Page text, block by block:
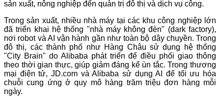
sản xuất, nông nghiệp đến quản trị đô thị và dịch vụ công.
Trong sản xuất, nhiều nhà máy tại các khu công nghiệp lớn
đã triển khai hệ thống "nhà máy không đèn" (dark factory),
nơi robot và AI vận hành gần như toàn bộ dây chuyền. Trong
đô thị, các thành phố như Hàng Châu sử dụng hệ thống
"City Brain" do Alibaba phát triển để điều phối giao thông
theo thời gian thực, giúp giảm đáng kể ùn tắc. Trong thương
mại điện tử, JD.com và Alibaba sử dụng AI để tối ưu hóa
chuỗi cung ứng ở quy mô hàng trăm triệu đơn hàng mỗi
ngày.